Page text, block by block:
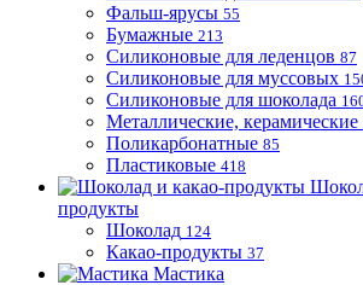
Фальш-ярусы 55
Бумажные 213
Силиконовые для леденцов 87
Силиконовые для муссовых
Силиконовые для шоколада
Металлические, керамические
Поликарбонатные 85
Пластиковые 418
продукты
Шоколад 124
Какао-продукты 37
Мастика